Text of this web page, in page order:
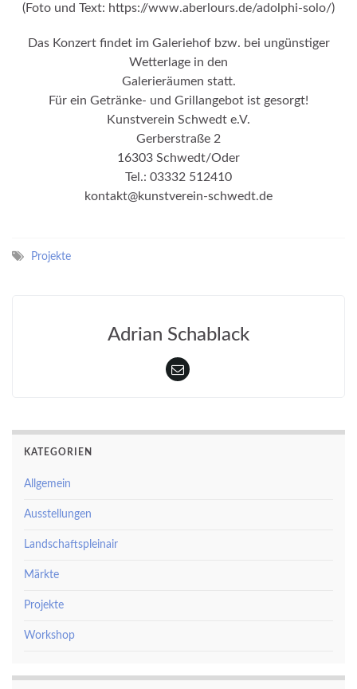
(Foto und Text: https://www.aberlours.de/adolphi-solo/)
Das Konzert findet im Galeriehof bzw. bei ungünstiger
Wetterlage in den
Galerieräumen statt.
Für ein Getränke- und Grillangebot ist gesorgt!
Kunstverein Schwedt e.V.
Gerberstraße 2
16303 Schwedt/Oder
Tel.: 03332 512410
kontakt@kunstverein-schwedt.de
Projekte
Adrian Schablack
KATEGORIEN
Allgemein
Ausstellungen
Landschaftspleinair
Märkte
Projekte
Workshop